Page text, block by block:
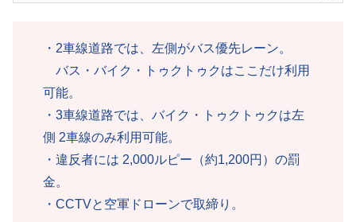
・2車線道路では、左側がバス優先レーン。
バス・バイク・トゥクトゥクはここだけ利用
可能。
・3車線道路では、バイク・トゥクトゥクは左
側 2車線のみ利用可能。
・違反者には 2,000ルピー（約1,200円）の罰
金。
・CCTVと空軍ドローンで取締り。